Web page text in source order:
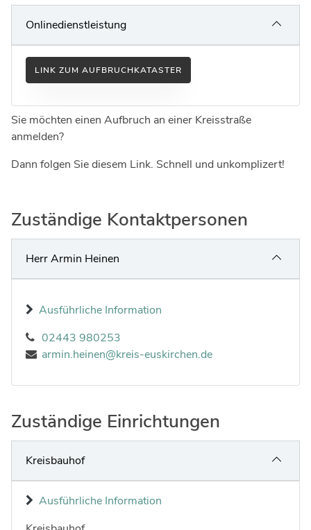
Umwelt & Nachhaltigkeit
Wirtschaft & Tourismus
Ingenieure
Gefahrenabwehr
Kreispolizeibehörde
Onlinedienstleistung
LINK ZUM AUFBRUCHKATASTER
Sie möchten einen Aufbruch an einer Kreisstraße
anmelden?
Dann folgen Sie diesem Link. Schnell und unkomplizert!
Zuständige Kontaktpersonen
Herr Armin Heinen
Ausführliche Information
02443 980253
armin.heinen@kreis-euskirchen.de
Zuständige Einrichtungen
Kreisbauhof
Ausführliche Information